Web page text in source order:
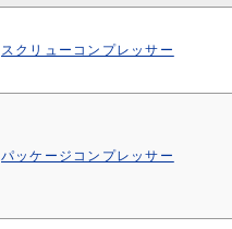
スクリューコンプレッサー
パッケージコンプレッサー